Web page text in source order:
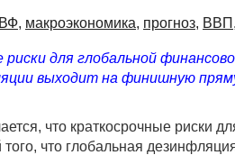
макроэкономика, прогноз, ВВП,
риски для глобальной
выходит на финишную
что краткосрочные риски
что глобальная